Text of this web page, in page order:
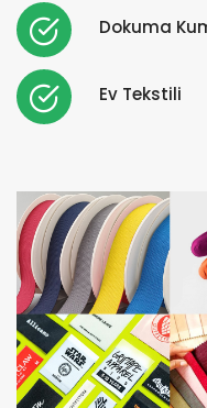
Dokuma
Ev Tekstili